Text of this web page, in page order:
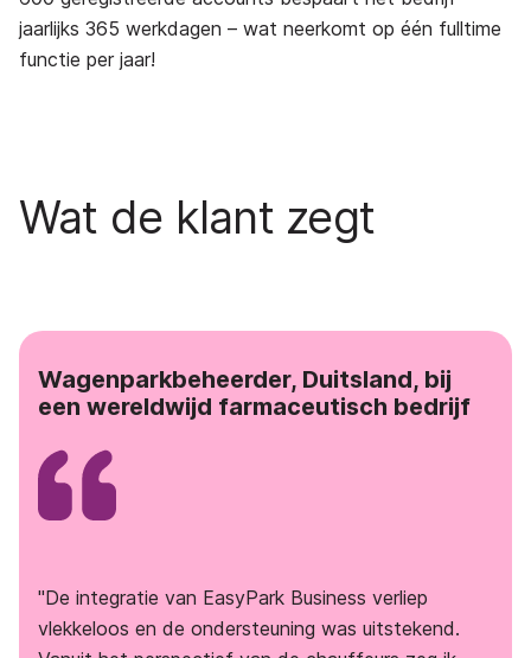
jaarlijks 365 werkdagen – wat neerkomt op één fulltime
functie per jaar!
Wat de klant zegt
"De integratie van EasyPark Business verliep
vlekkeloos en de ondersteuning was uitstekend.
Wagenparkbeheerder, Duitsland, bij
een wereldwijd farmaceutisch bedrijf